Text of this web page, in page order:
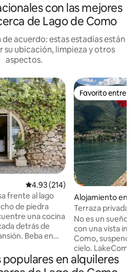
con las mejores
de Lago de Como
de acuerdo: estas estadías están
su ubicación, limpieza y otros
aspectos.
Calificación promedio: 4.93 de
4.93 (214)
frente al lago
de piedra
una cocina
detrás de
Beba en
Diríjase
Como desde las
Favorito entre
Favorito entre
Alojamiento en
Terraza privada
George Clooney
No es un sueño:
con una vista
Como,
cielo.
propiedad única
400 años de
en alquileres